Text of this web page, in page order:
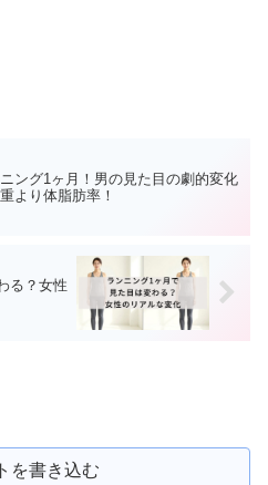
ング1ヶ月！男の見た目の劇的変化
より体脂肪率！
る？女性
を書き込む